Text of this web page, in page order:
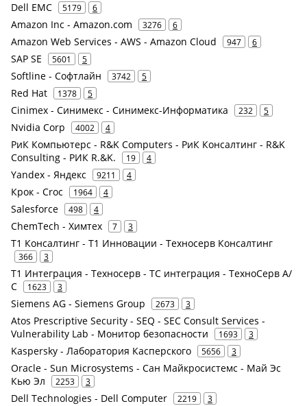
Dell EMC 5179 6
Amazon Inc - Amazon.com 3276 6
Amazon Web Services - AWS - Amazon Cloud 947 6
SAP SE 5601 5
Softline - Софтлайн 3742 5
Red Hat 1378 5
Cinimex - Синимекс - Синимекс-Информатика 232 5
Nvidia Corp 4002 4
РиК Компьютерс - R&K Computers - РиК Консалтинг - R&K
Consulting - РИК R.&K.
19 4
Yandex - Яндекс 9211 4
Крок - Croc 1964 4
Salesforce 498 4
ChemTech - Химтех 7 3
Т1 Консалтинг - Т1 Инновации - Техносерв Консалтинг
366 3
Т1 Интеграция - Техносерв - ТС интеграция - ТехноСерв А/
С
1623 3
Siemens AG - Siemens Group 2673 3
Atos Prescriptive Security - SEQ - SEC Consult Services -
Vulnerability Lab - Монитор безопасности
1693 3
Kaspersky - Лаборатория Касперского 5656 3
Oracle - Sun Microsystems - Сан Майкросистемс - Май Эс
Кью Эл
2253 3
Dell Technologies - Dell Computer 2219 3